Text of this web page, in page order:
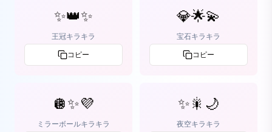
✨👑✨
王冠キラキラ
コピー
💎🌟💫
宝石キラキラ
コピー
🪩✨💜
ミラーボールキラキラ
✨🎇🌙
夜空キラキラ